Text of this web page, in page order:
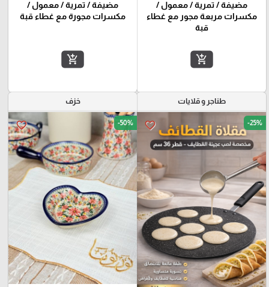
مضيفة / تمرية / معمول /
مكسرات مربعة مجور مع غطاء
قبة
add_shopping_cart
مضيفة / تمرية / معمول /
مكسرات مجورة مع غطاء قبة
add_shopping_cart
طناجر و قلايات
favorite_border -25%
خزف
favorite_border -50%